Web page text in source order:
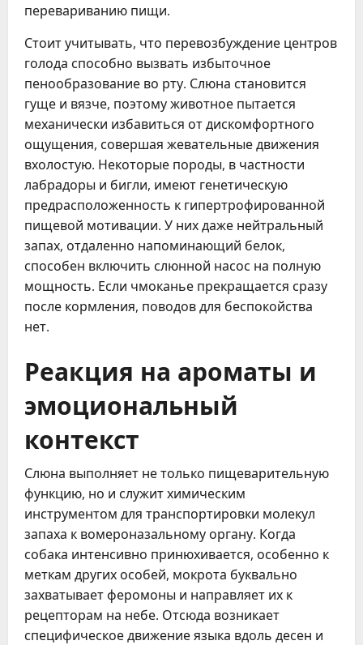
перевариванию пищи.
Стоит учитывать, что перевозбуждение центров
голода способно вызвать избыточное
пенообразование во рту. Слюна становится
гуще и вязче, поэтому животное пытается
механически избавиться от дискомфортного
ощущения, совершая жевательные движения
вхолостую. Некоторые породы, в частности
лабрадоры и бигли, имеют генетическую
предрасположенность к гипертрофированной
пищевой мотивации. У них даже нейтральный
запах, отдаленно напоминающий белок,
способен включить слюнной насос на полную
мощность. Если чмоканье прекращается сразу
после кормления, поводов для беспокойства
нет.
Реакция на ароматы и
эмоциональный
контекст
Слюна выполняет не только пищеварительную
функцию, но и служит химическим
инструментом для транспортировки молекул
запаха к вомероназальному органу. Когда
собака интенсивно принюхивается, особенно к
меткам других особей, мокрота буквально
захватывает феромоны и направляет их к
рецепторам на небе. Отсюда возникает
специфическое движение языка вдоль десен и